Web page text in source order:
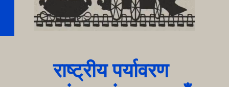
राष्ट्रीय पर्यावरण